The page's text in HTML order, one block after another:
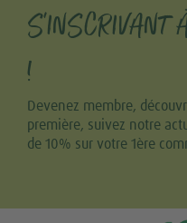
S'INSCRIVANT
!
Devenez membre,
première, suivez notre
de 10% sur votre 1ère